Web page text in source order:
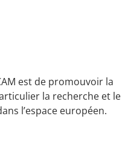
est de promouvoir la
la recherche et le
l’espace européen.